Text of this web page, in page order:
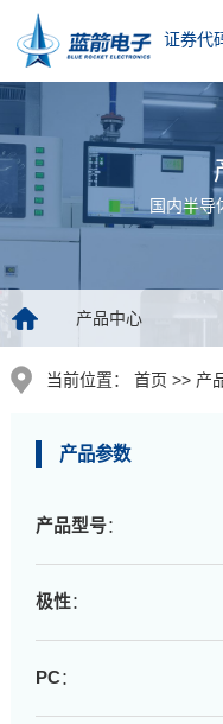
证券代
国内半导
产品中心
当前位置： 首页 >> 产
产品参数
产品型号：
极性：
PC：